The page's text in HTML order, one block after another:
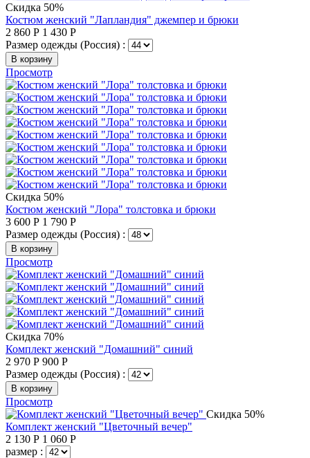
Скидка 50%
Костюм женский "Лапландия" джемпер и брюки
2 860 Р 1 430 Р
Размер одежды (Россия) :
В корзину
Просмотр
Скидка 50%
Костюм женский "Лора" толстовка и брюки
3 600 Р 1 790 Р
Размер одежды (Россия) :
В корзину
Просмотр
Скидка 70%
Комплект женский "Домашний" синий
2 970 Р 900 Р
Размер одежды (Россия) :
В корзину
Просмотр
Скидка 50%
Комплект женский "Цветочный вечер"
2 130 Р 1 060 Р
размер :